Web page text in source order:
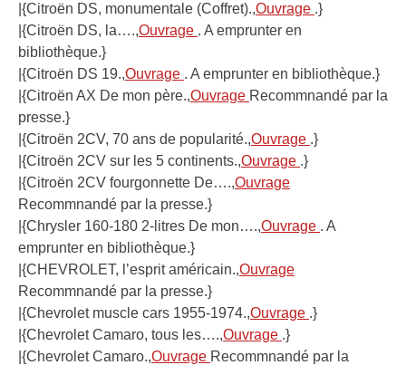
|{Citroën DS, monumentale (Coffret).,Ouvrage .}
|{Citroën DS, la….,Ouvrage . A emprunter en
bibliothèque.}
|{Citroën DS 19.,Ouvrage . A emprunter en bibliothèque.}
|{Citroën AX De mon père.,Ouvrage Recommnandé par la
presse.}
|{Citroën 2CV, 70 ans de popularité.,Ouvrage .}
|{Citroën 2CV sur les 5 continents.,Ouvrage .}
|{Citroën 2CV fourgonnette De….,Ouvrage
Recommnandé par la presse.}
|{Chrysler 160-180 2-litres De mon….,Ouvrage . A
emprunter en bibliothèque.}
|{CHEVROLET, l’esprit américain.,Ouvrage
Recommnandé par la presse.}
|{Chevrolet muscle cars 1955-1974.,Ouvrage .}
|{Chevrolet Camaro, tous les….,Ouvrage .}
|{Chevrolet Camaro.,Ouvrage Recommnandé par la